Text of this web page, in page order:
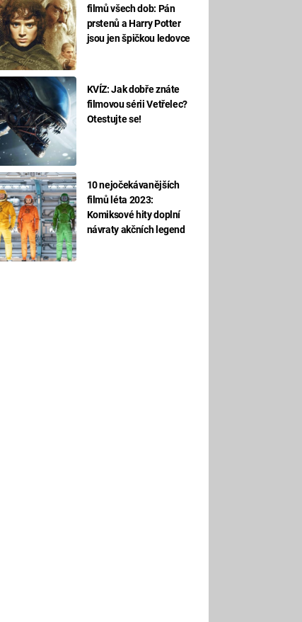
filmů všech dob: Pán
prstenů a Harry Potter
jsou jen špičkou ledovce
KVÍZ: Jak dobře znáte
filmovou sérii Vetřelec?
Otestujte se!
10 nejočekávanějších
filmů léta 2023:
Komiksové hity doplní
návraty akčních legend